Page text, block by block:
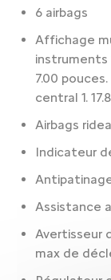
6 airbags
Affichage
instruments
7.00
central 1.
Airbags
Indicateur
Assistance
Avertisseur
max de